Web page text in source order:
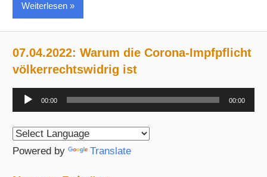
Weiterlesen
07.04.2022: Warum die Corona-Impfpflicht
völkerrechtswidrig ist
Audio-
Player
00:00 00:00
Powered by Translate